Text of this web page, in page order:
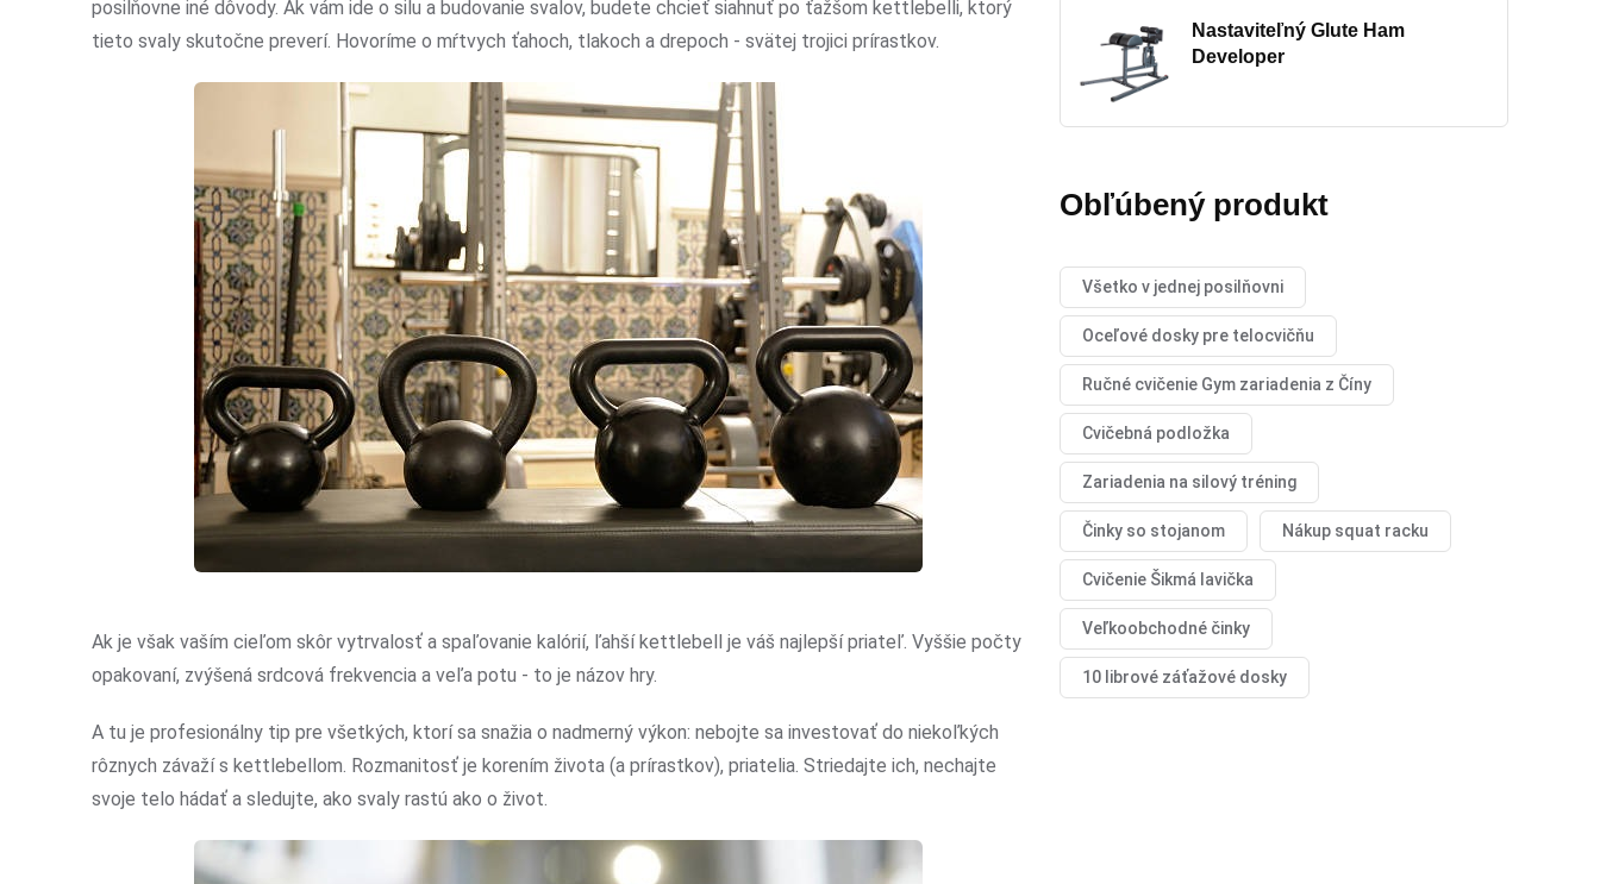
posilňovne iné dôvody. Ak vám ide o silu a budovanie svalov, budete chcieť siahnuť po ťažšom kettlebelli, ktorý
tieto svaly skutočne preverí. Hovoríme o mŕtvych ťahoch, tlakoch a drepoch - svätej trojici prírastkov.
Ak je však vaším cieľom skôr vytrvalosť a spaľovanie kalórií, ľahší kettlebell je váš najlepší priateľ. Vyššie počty
opakovaní, zvýšená srdcová frekvencia a veľa potu - to je názov hry.
A tu je profesionálny tip pre všetkých, ktorí sa snažia o nadmerný výkon: nebojte sa investovať do niekoľkých
rôznych závaží s kettlebellom. Rozmanitosť je korením života (a prírastkov), priatelia. Striedajte ich, nechajte
svoje telo hádať a sledujte, ako svaly rastú ako o život.
Nastaviteľný Glute Ham
Developer
Obľúbený produkt
Všetko v jednej posilňovni
Oceľové dosky pre telocvičňu
Ručné cvičenie Gym zariadenia z Číny
Cvičebná podložka
Zariadenia na silový tréning
Činky so stojanom Nákup squat racku
Cvičenie Šikmá lavička
Veľkoobchodné činky
10 librové záťažové dosky